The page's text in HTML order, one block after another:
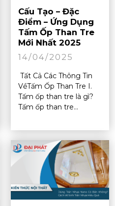
Cấu Tạo – Đặc
Điểm – Ứng Dụng
Tấm Ốp Than Tre
Mới Nhất 2025
14/04/2025
Tất Cả Các Thông Tin
VềTấm Ốp Than Tre I.
Tấm ốp than tre là gì?
Tấm ốp than tre...